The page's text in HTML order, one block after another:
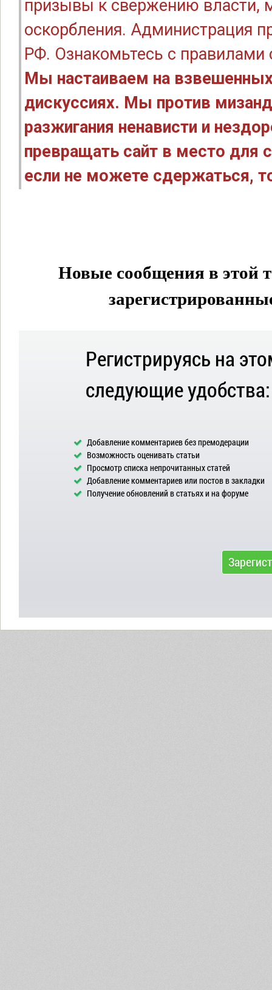
призывы к свержению власти,
оскорбления. Администрация
РФ. Ознакомьтесь с правилами
Мы настаиваем на
дискуссиях. Мы против
разжигания ненависти и
превращать сайт в место для
если не можете сдержаться,
Новые сообщения в этой
Регистрируясь на
следующие удобства:
Добавление комментариев без премодерации
Возможность оценивать статьи
Просмотр списка непрочитанных статей
Добавление комментариев или постов в закладки
Получение обновлений в статьях и на форуме